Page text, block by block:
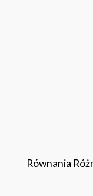
Równania